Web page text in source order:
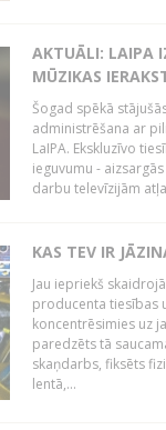
AKTUĀLI: LAIPA
MŪZIKAS
Šogad spēkā
administrēšana ar
LaIPA. Ekskluzīvo
ieguvumu -
darbu televīzijām
KAS TEV IR
Jau iepriekš
producenta tiesības
koncentrēsimies uz
paredzēts tā
skaņdarbs, fiksēts
lentā,...